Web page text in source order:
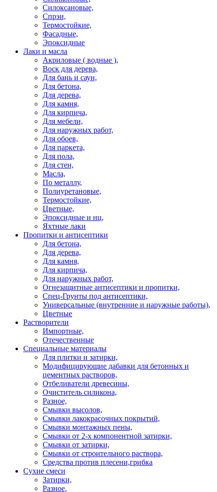
Силоксановые,
Спрэи,
Термостойкие,
Фасадные,
Эпоксидные
Лаки и масла
Акриловые ( водные ),
Воск для дерева,
Для бань и саун,
Для бетона,
Для дерева,
Для камня,
Для кирпича,
Для мебели,
Для наружных работ,
Для обоев,
Для паркета,
Для пола,
Для стен,
Масла,
По металлу,
Полиуретановые,
Термостойкие,
Цветные,
Эпоксидные и нц,
Яхтные лаки
Пропитки и антисептики
Для бетона,
Для дерева,
Для камня,
Для кирпича,
Для наружных работ,
Огнезащитные антисептики и пропитки,
Спец-Грунты под антисептики,
Универсальные (внутренние и наружные работы),
Цветные
Растворители
Импортные,
Отечественные
Специальные материалы
Для плитки и затирки,
Модифицирующие дабавки для бетонных и
цементных растворов,
Отбеливатели древесины,
Очиститель силикона,
Разное,
Смывки высолов,
Смывки лакокрасочных покрытий,
Смывки монтажных пены,
Смывки от 2-х компонентной затирки,
Смывки от затирки,
Смывки от строительного раствора,
Средства против плесени,грибка
Сухие смеси
Затирки,
Разное,